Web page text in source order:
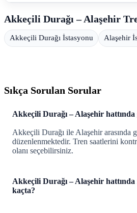
Akkeçili Durağı – Alaşehir
Akkeçili Durağı İstasyonu Alaşehir
Sıkça Sorulan Sorular
Akkeçili Durağı – Alaşehir
Akkeçili Durağı ile Alaşehir arasında
düzenlenmektedir. Tren saatlerini
olanı seçebilirsiniz.
Akkeçili Durağı – Alaşehir
kaçta?